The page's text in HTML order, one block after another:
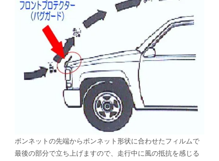
ボンネットの先端からボンネット形状に合わせたフィルムで
最後の部分で立ち上げますので、走行中に風の抵抗を感じる